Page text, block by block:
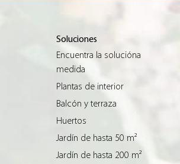
Soluciones
Encuentra la solucióna
medida
Plantas de interior
Balcón y terraza
Huertos
Jardín de hasta 50 m²
Jardín de hasta 200 m²